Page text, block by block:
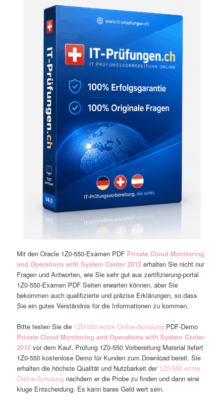
Mit den Oracle 1Z0-550-Examen PDF Private Cloud Monitoring
and Operations with System Center 2012 erhalten Sie nicht nur
Fragen und Antworten, wie Sie sehr gut aus zertifizierung-portal
1Z0-550-Examen PDF Seiten erwarten können, aber Sie
bekommen auch qualifizierte und präzise Erklärungen, so dass
Sie ein gutes Verständnis für die Informationen zu kommen.
Bitte testen Sie die 1Z0-550 echte Online-Schulung PDF-Demo
Private Cloud Monitoring and Operations with System Center
2012 vor dem Kauf. Prüfung 1Z0-550 Vorbereitung Material liefert
1Z0-550 kostenlose Demo für Kunden zum Download bereit. Sie
erhalten die höchste Qualität und Nutzbarkeit der 1Z0-550 echte
Online-Schulung nachdem er die Probe zu finden und dann eine
kluge Entscheidung. Es kann bares Geld wert sein.